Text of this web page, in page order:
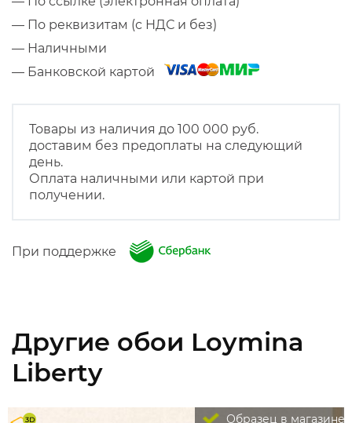
— По реквизитам (с НДС и без)
— Наличными
— Банковской картой
Товары из наличия до 100 000 руб.
доставим без предоплаты на следующий
день.
Оплата наличными или картой при
получении.
При поддержке
Другие обои Loymina
Liberty
Образец в магазине